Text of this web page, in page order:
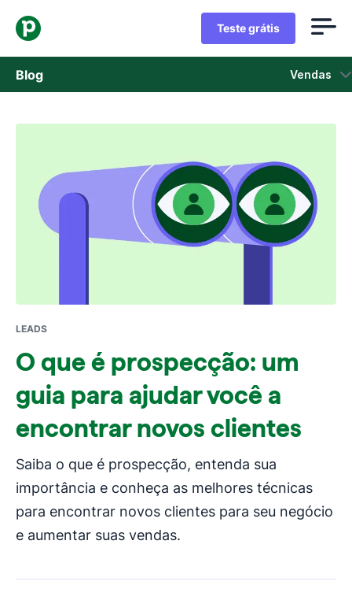
Teste grátis
Blog Vendas
Vendas
Atualizações de Produtos
Estudos de caso
Abre em uma nova janela
LEADS
O que é prospecção: um
guia para ajudar você a
encontrar novos clientes
Saiba o que é prospecção, entenda sua
importância e conheça as melhores técnicas
para encontrar novos clientes para seu negócio
e aumentar suas vendas.